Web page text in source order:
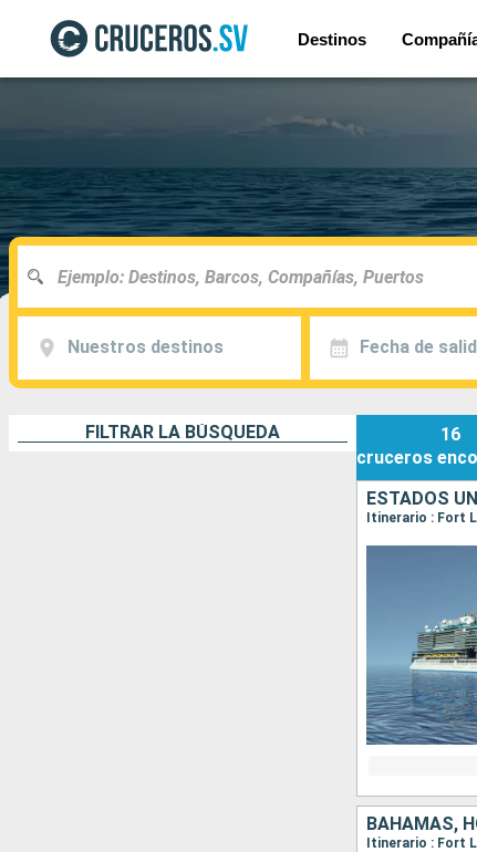
Destinos
Nuestros destinos Fecha de
FILTRAR LA BÚSQUEDA
16
cruceros
ESTADOS
Itinerario : Fort
BAHAMAS,
Itinerario : Fort